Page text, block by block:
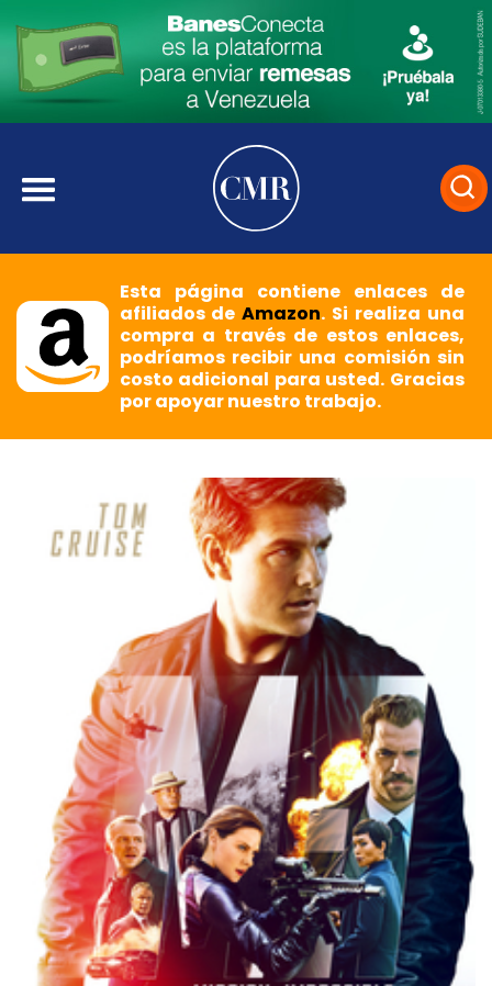
Esta página contiene enlaces de
afiliados deAmazon. Si realiza una
compra a través de estos enlaces,
podríamos recibir una comisión sin
costo adicional para usted. Gracias
por apoyar nuestro trabajo.